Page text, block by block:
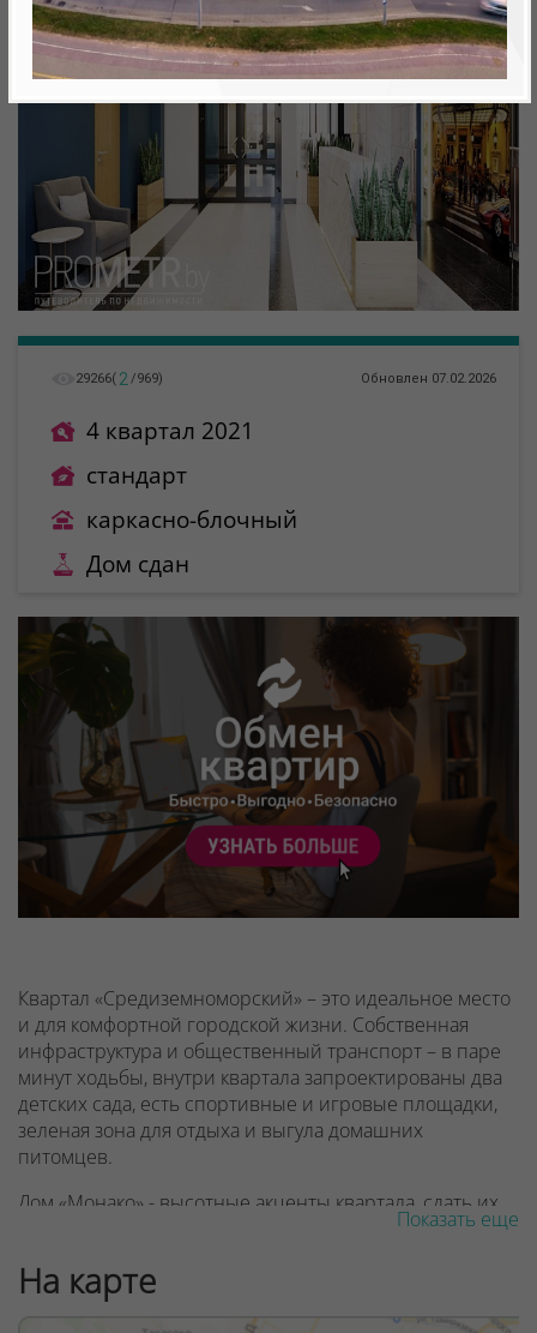
29266( 2 /969) Обновлен 07.02.2026
4 квартал 2021
стандарт
каркасно-блочный
Дом сдан
Квартал «Средиземноморский» – это идеальное место
и для комфортной городской жизни. Собственная
инфраструктура и общественный транспорт – в паре
минут ходьбы, внутри квартала запроектированы два
детских сада, есть спортивные и игровые площадки,
зеленая зона для отдыха и выгула домашних
питомцев.
Дом «Монако» - высотные акценты квартала, сдать их
планируется во второй половине 2021 года. Именно
прелести жизни на фешенебельном курорте –
комфорт высокого класса, европейские стандарты
Показать еще
На карте